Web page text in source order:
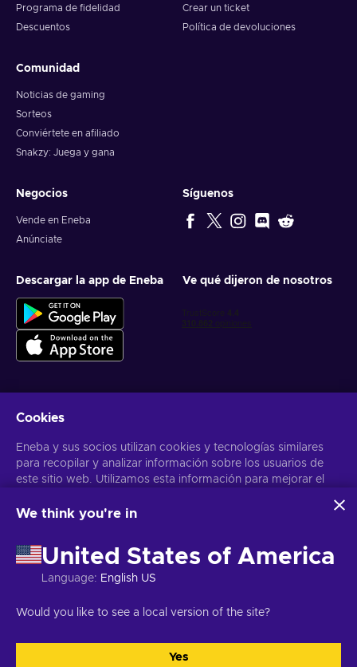
Programa de fidelidad
Descuentos
Crear un ticket
Política de devoluciones
Comunidad
Noticias de gaming
Sorteos
Conviértete en afiliado
Snakzy: Juega y gana
Negocios
Vende en Eneba
Anúnciate
Síguenos
Descargar la app de Eneba Ve qué dijeron de nosotros
Obtén ofertas personalizadas de videojuegos
Suscribirse
Puedes darte de baja en cualquier momento. Visita el apartadoAviso
Copyright © 2026 Eneba. Todos los derechos reservados.
Cookies
Eneba y sus socios utilizan cookies y tecnologías similares
para recopilar y analizar información sobre los usuarios de
este sitio web. Utilizamos esta información para mejorar el
personales también pueden emplearse para personalizar los
Al hacer clic en «Aceptar todo», das tu consentimiento para
que Eneba y sus socios utilicen estas tecnologías. Puedes
ajustar tu consentimiento haciendo clic en «Personalizar»
tus datos, consulta la Seguridad y Privacidad de Google
We think you're in
United States of America
Language: English US
Would you like to see a local version of the site?
Yes